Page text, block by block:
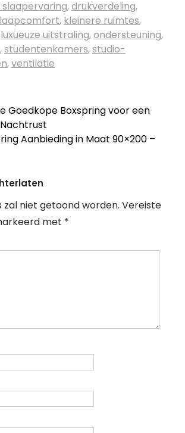
,drukverdeling,
, kleinere ruimtes,
luxueuze uitstraling,ondersteuning,
,studentenkamers,studio-
,ventilatie
Goedkope Boxspring voor een
Aanbieding in Maat 90×200 –
niet getoond worden. Vereiste
met *